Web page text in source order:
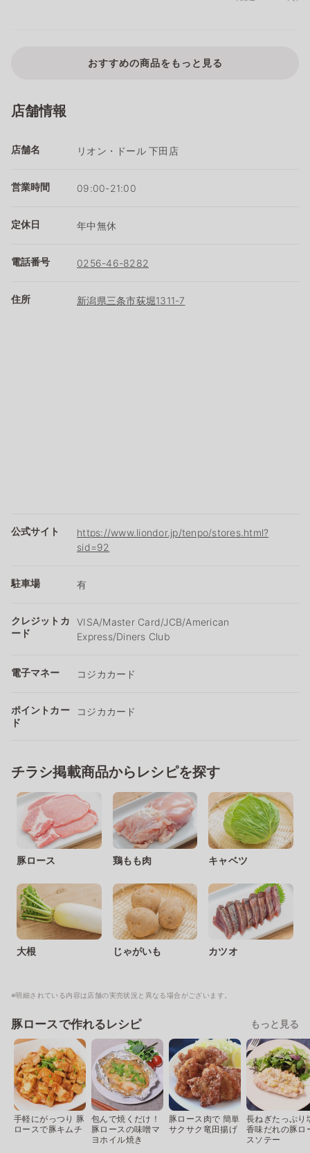
おすすめの商品をもっと見る
店舗情報
店舗名 リオン・ドール 下田店
営業時間 09:00-21:00
定休日 年中無休
電話番号 0256-46-8282
住所 新潟県三条市荻堀1311-7
公式サイト
https://www.liondor.jp/tenpo/stores.html?
sid=92
駐車場 有
クレジットカ
ード
VISA/Master Card/JCB/American
Express/Diners Club
電子マネー コジカカード
ポイントカー
ド
コジカカード
チラシ掲載商品からレシピを探す
豚ロース 鶏もも肉 キャベツ
大根 じゃがいも カツオ
※明細されている内容は店舗の実売状況と異なる場合がございます。
豚ロースで作れるレシピ もっと見る
手軽にがっつり 豚
ロースで豚キムチ
包んで焼くだけ！
豚ロースの味噌マ
ヨホイル焼き
豚ロース肉で 簡単
サクサク竜田揚げ
長ねぎたっぷり
香味だれの豚ロ
スソテー